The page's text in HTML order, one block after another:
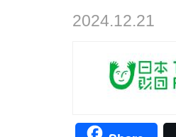
2024.12.21